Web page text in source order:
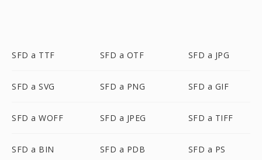
SFD a TTF SFD a OTF SFD a JPG
SFD a SVG SFD a PNG SFD a GIF
SFD a WOFF SFD a JPEG SFD a TIFF
SFD a BIN SFD a PDB SFD a PS